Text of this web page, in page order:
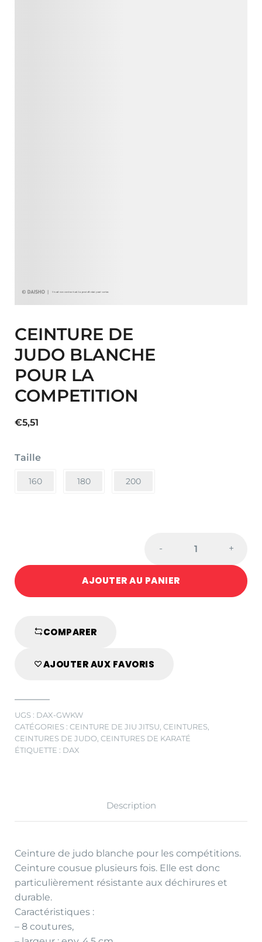
CEINTURE DE
JUDO BLANCHE
POUR LA
COMPETITION
€5,51
Taille
160 180 200
JUDO
BLANCHE
POUR
- +
AJOUTER AU PANIER
COMPARER
AJOUTER AUX FAVORIS
UGS : DAX-GWKW
CATÉGORIES : CEINTURE DE JIU JITSU CEINTURES
CEINTURES DE JUDO CEINTURES DE KARATÉ
ÉTIQUETTE : DAX
Description
Ceinture de judo blanche pour les compétitions.
Ceinture cousue plusieurs fois. Elle est donc
particulièrement résistante aux déchirures et
durable.
Caractéristiques :
– 8 coutures,